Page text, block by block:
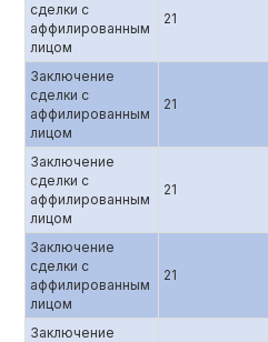
сделки с
аффилированным
лицом
21
Заключение
сделки с
аффилированным
лицом
21
Заключение
сделки с
аффилированным
лицом
21
Заключение
сделки с
аффилированным
лицом
21
Заключение